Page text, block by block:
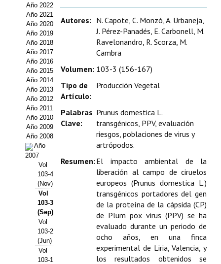
Hacerse socio
Noticias
Galería de Fotos
Web AIDA 2.0
REVISTA ITEA
Presentación ITEA
Equipo Editorial
Leer revista ITEA
Directrices para autores/as
Políticas Editoriales
Propuesta Volumen Especial
Sello Calidad FECYT
Premio Prensa Agraria
Año 2022
Año 2021
Año 2020
Año 2019
Año 2018
Año 2017
Año 2016
Año 2015
Año 2014
Año 2013
Año 2012
Año 2011
Año 2010
Año 2009
Año 2008
Año
2007
Vol
103-4
(Nov)
Vol
103-3
(Sep)
Vol
103-2
(Jun)
Vol
103-1
Autores: N. Capote, C. Monzó, A. Urbaneja,
J. Pérez-Panadés, E. Carbonell, M.
Ravelonandro, R. Scorza, M.
Cambra
Volumen: 103-3 (156-167)
Tipo de
Artículo:
Producción Vegetal
Palabras
Clave:
Prunus domestica L.
transgénicos, PPV, evaluación
riesgos, poblaciones de virus y
artrópodos.
Resumen: El impacto ambiental de la
liberación al campo de ciruelos
europeos (Prunus domestica L.)
transgénicos portadores del gen
de la proteína de la cápsida (CP)
de Plum pox virus (PPV) se ha
evaluado durante un periodo de
ocho años, en una finca
experimental de Liria, Valencia, y
los resultados obtenidos se